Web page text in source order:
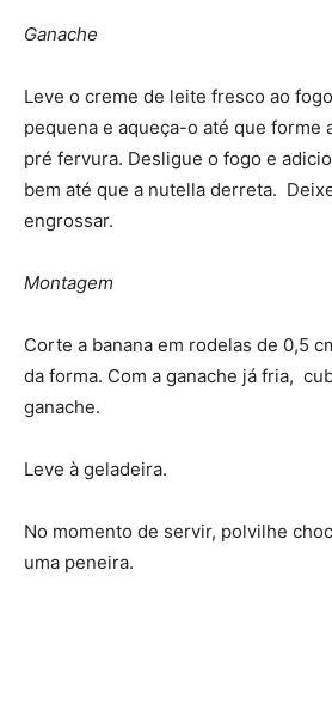
Ganache
Leve o creme de leite fresco ao
pequena e aqueça-o até que forme
pré fervura. Desligue o fogo e
bem até que a nutella derreta.
engrossar.
Montagem
Corte a banana em rodelas de 0,5
da forma. Com a ganache já fria,
ganache.
Leve à geladeira.
No momento de servir, polvilhe
uma peneira.